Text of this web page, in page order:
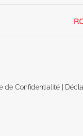
de Confidentialité